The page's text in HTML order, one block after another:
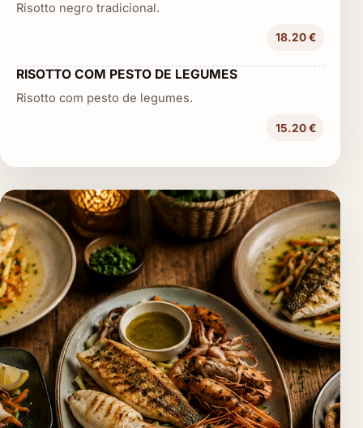
Risotto negro tradicional.
18.20 €
RISOTTO COM PESTO DE LEGUMES
Risotto com pesto de legumes.
15.20 €